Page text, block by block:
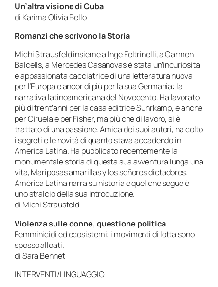
Un’altra visione di Cuba
di Karima Olivia Bello
Romanzi che scrivono la Storia
Michi Strausfeld insieme a Inge Feltrinelli, a Carmen
Balcells, a Mercedes Casanovas è stata un’incuriosita
e appassionata cacciatrice di una letteratura nuova
per l’Europa e ancor di più per la sua Germania: la
narrativa latinoamericana del Novecento. Ha lavorato
più di trent’anni per la casa editrice Suhrkamp, e anche
per Ciruela e per Fisher, ma più che di lavoro, si è
trattato di una passione. Amica dei suoi autori, ha colto
i segreti e le novità di quanto stava accadendo in
America Latina. Ha pubblicato recentemente la
monumentale storia di questa sua avventura lunga una
vita,Mariposas amarillas y los señores dictadores.
América Latina narra su historia e quel che segue è
uno stralcio della sua introduzione.
di Michi Strausfeld
Violenza sulle donne, questione politica
Femminicidi ed ecosistemi: i movimenti di lotta sono
spesso alleati.
di Sara Bennet
INTERVENTI/LINGUAGGIO